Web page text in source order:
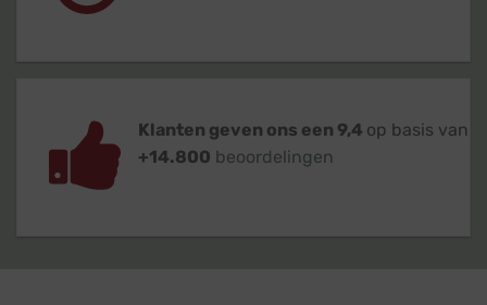
Klanten geven ons een 9,4 op basis van
+14.800 beoordelingen